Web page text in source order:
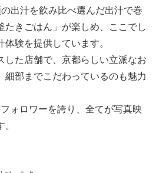
出汁を飲み比べ選んだ出汁で巻
たきごはん」が楽しめ、ここでし
験を提供しています。
した店舗で、京都らしい立派なお
細部までこだわっているのも魅力
ォロワーを誇り、全てが写真映